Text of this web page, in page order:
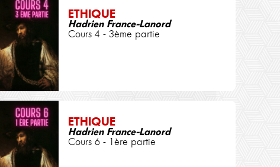
ETHIQUE
Hadrien France-Lanord
Cours 4 - 3ème partie
ETHIQUE
Hadrien France-Lanord
Cours 6 - 1ère partie